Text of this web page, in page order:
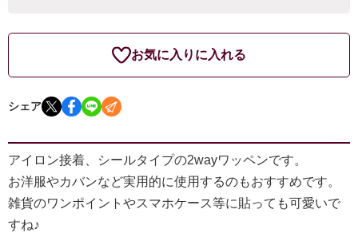
お気に入りに入れる
シェア
アイロン接着、シールタイプの2wayワッペンです。
お洋服やカバンなど実用的に使用するのもおすすめです。
雑貨のワンポイントやスマホケース等に貼っても可愛いで
すね♪